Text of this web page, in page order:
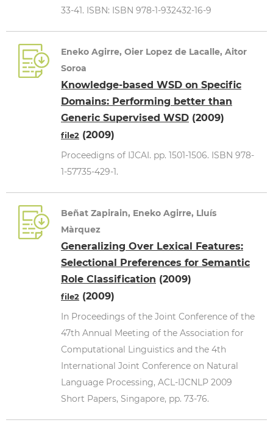
33-41. ISBN: ISBN 978-1-932432-16-9
Eneko Agirre, Oier Lopez de Lacalle, Aitor
Soroa
Knowledge-based WSD on Specific
Domains: Performing better than
Generic Supervised WSD (2009)
file2 (2009)
Proceedigns of IJCAI. pp. 1501-1506. ISBN 978-
1-57735-429-1.
Beñat Zapirain, Eneko Agirre, Lluís
Màrquez
Generalizing Over Lexical Features:
Selectional Preferences for Semantic
Role Classification (2009)
file2 (2009)
In Proceedings of the Joint Conference of the
47th Annual Meeting of the Association for
Computational Linguistics and the 4th
International Joint Conference on Natural
Language Processing, ACL-IJCNLP 2009
Short Papers, Singapore, pp. 73-76.